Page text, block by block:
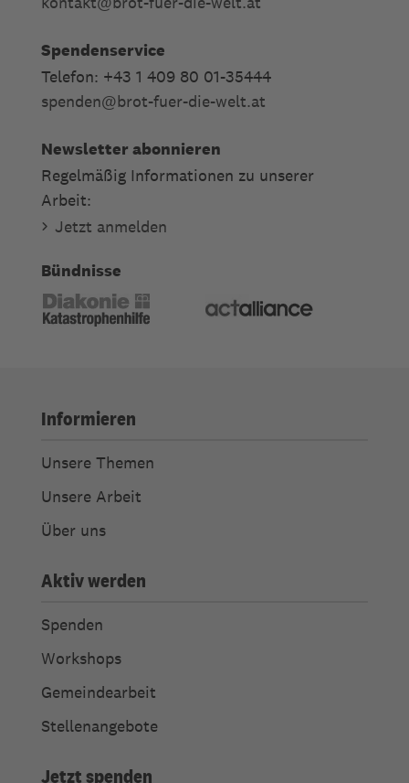
Spendenservice
Telefon: +43 1 409 80 01-35444
spenden@brot-fuer-die-welt.at
Newsletter abonnieren
Regelmäßig Informationen zu unserer
Arbeit:
Jetzt anmelden
Bündnisse
Informieren
Unsere Themen
Unsere Arbeit
Über uns
Aktiv werden
Spenden
Workshops
Gemeindearbeit
Stellenangebote
Jetzt spenden